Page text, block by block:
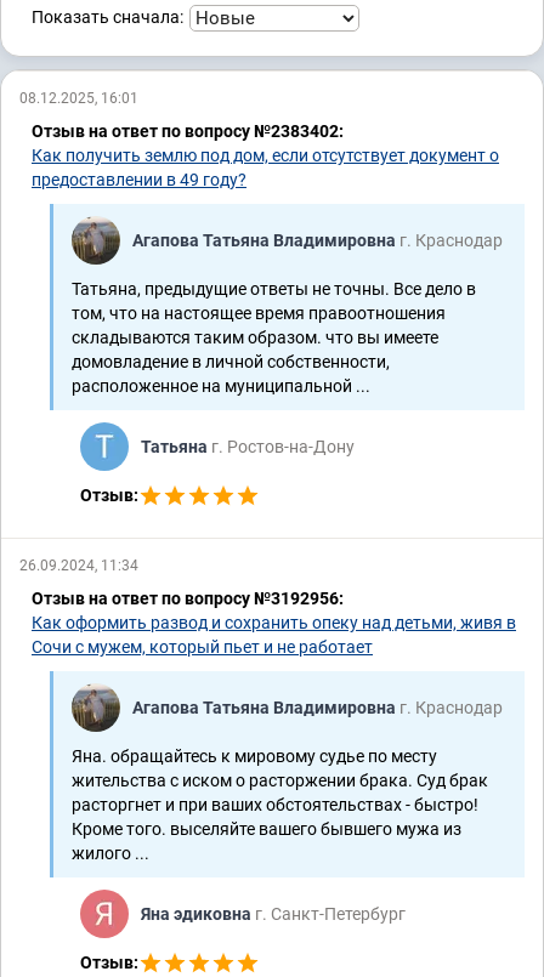
Показать сначала:
08.12.2025, 16:01
Отзыв на ответ по вопросу №2383402:
Как получить землю под дом, если отсутствует документ о
предоставлении в 49 году?
Агапова Татьяна Владимировна г. Краснодар
Татьяна, предыдущие ответы не точны. Все дело в
том, что на настоящее время правоотношения
складываются таким образом. что вы имеете
домовладение в личной собственности,
расположенное на муниципальной ...
Татьяна г. Ростов-на-Дону
Отзыв:
26.09.2024, 11:34
Отзыв на ответ по вопросу №3192956:
Как оформить развод и сохранить опеку над детьми, живя в
Сочи с мужем, который пьет и не работает
Агапова Татьяна Владимировна г. Краснодар
Яна. обращайтесь к мировому судье по месту
жительства с иском о расторжении брака. Суд брак
расторгнет и при ваших обстоятельствах - быстро!
Кроме того. выселяйте вашего бывшего мужа из
жилого ...
Яна эдиковна г. Санкт-Петербург
Отзыв: